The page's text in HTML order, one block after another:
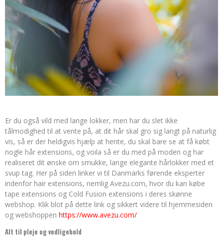
Er du også vild med lange lokker, men har du slet ikke
tålmodighed til at vente på, at dit hår skal gro sig langt på naturlig
vis, så er der heldigvis hjælp at hente, du skal bare se at få købt
nogle hår extensions, og voila så er du med på moden og har
realiseret dit ønske om smukke, lange elegante hårlokker med et
svup tag. Her på siden linker vi til Danmarks førende eksperter
indenfor hair extensions, nemlig Avezu.com, hvor du kan købe
tape extensions og Cold Fusion extensions i deres skønne
webshop. Klik blot på dette link og sikkert videre til hjemmesiden
og webshoppen https://www.avezu.com/
Alt til pleje og vedligehold